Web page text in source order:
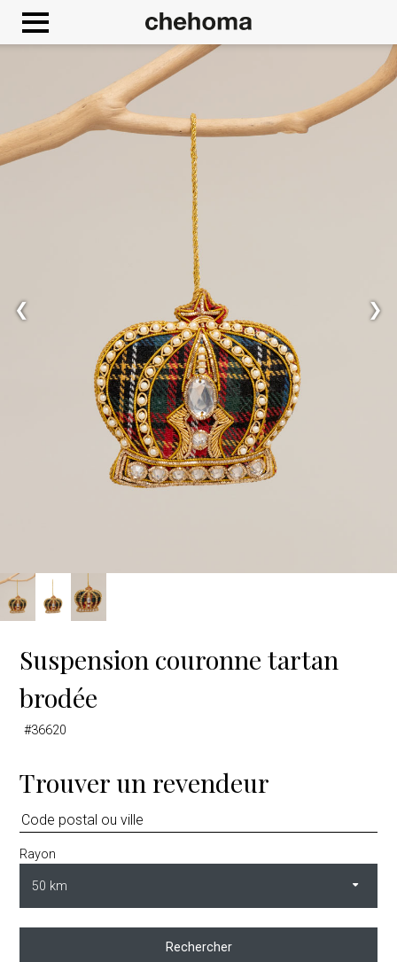
❮ ❯
Suspension couronne tartan
brodée
#36620
Trouver un revendeur
Rayon
Rechercher
Google Maps est désactivé. Autoriser
Panneau de gestion des cookies